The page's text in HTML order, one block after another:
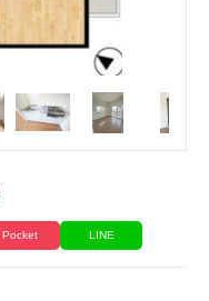
Pocket LINE